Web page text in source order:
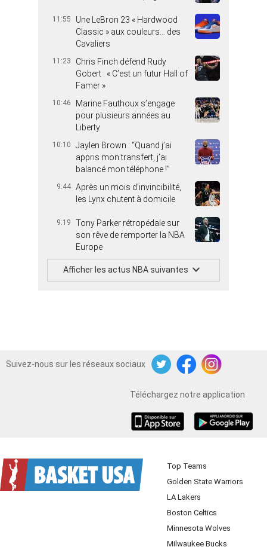
11:55
Une LeBron 23 « Hardwood
Classic » aux couleurs… des
Cavaliers
11:23
Chris Finch défend Rudy
Gobert : « C’est un futur Hall of
Famer »
10:46
Marine Fauthoux s’engage
pour plusieurs années au
Liberty
10:10
Jaylen Brown : “Quand j’ai
appris mon transfert, j’ai
balancé mon téléphone !”
9:44 Après un mois d’invincibilité,
les Lynx chutent à domicile
9:19
Tony Parker rétropédale sur
son rêve de remporter la NBA
Europe
Afficher les actus NBA suivantes
Suivez-nous sur les réseaux sociaux
TwitterFacebookInstagram
Téléchargez notre application
Top Teams
Golden State Warriors
LA Lakers
Boston Celtics
Minnesota Wolves
Milwaukee Bucks